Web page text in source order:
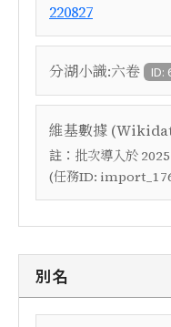
220827
分湖小識:六卷 ID:
維基數據
註： 批次導入於
(任務ID:
別名